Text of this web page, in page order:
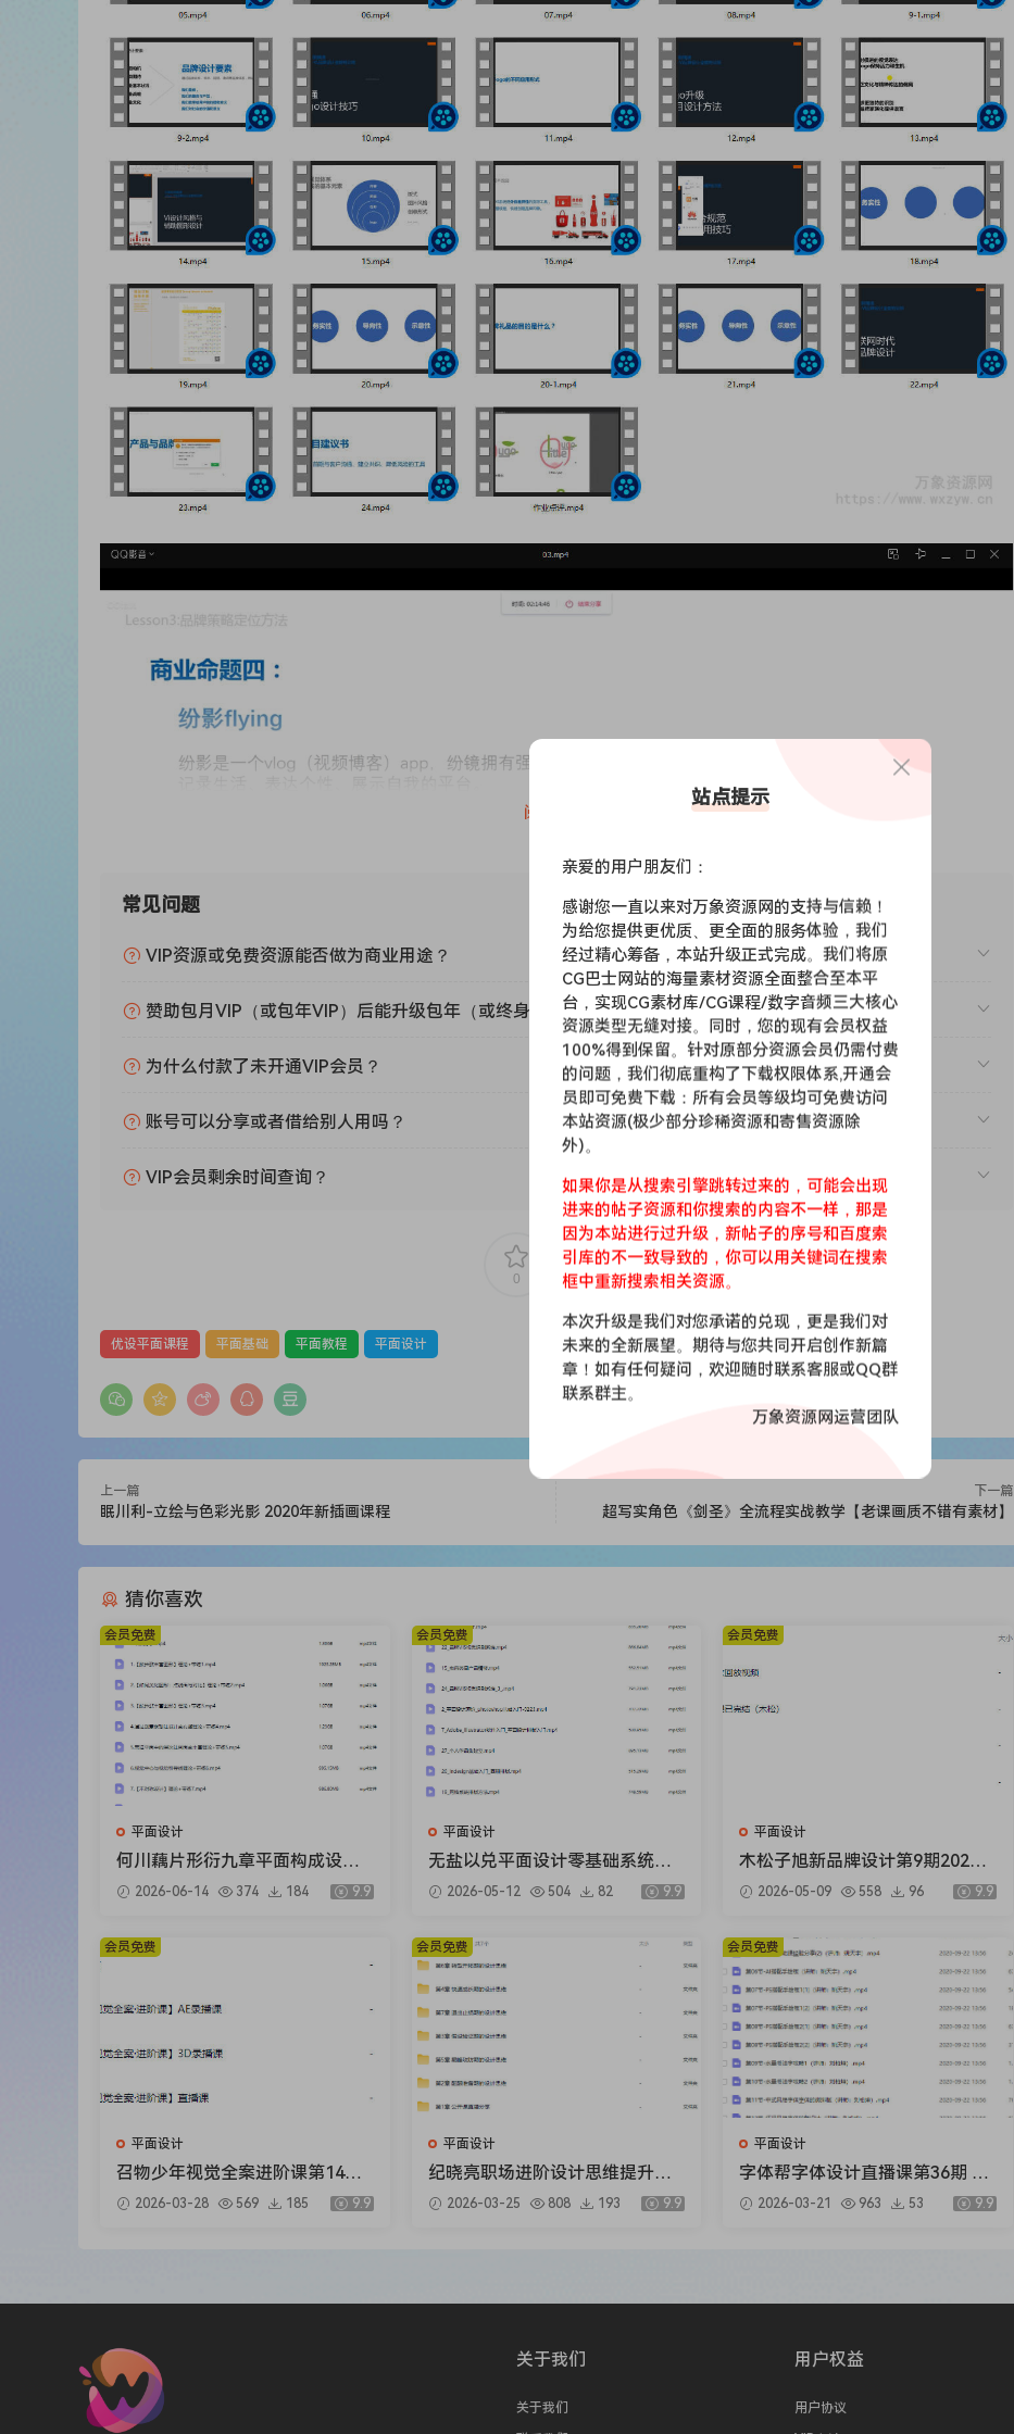
阅读全文
常见问题
VIP资源或免费资源能否做为商业用途？
赞助包月VIP（或包年VIP）后能升级包年（或终身VIP）吗？
为什么付款了未开通VIP会员？
账号可以分享或者借给别人用吗？
VIP会员剩余时间查询？
0 0
优设平面课程 平面基础 平面教程 平面设计
上一篇
眠川利-立绘与色彩光影 2020年新插画课程
下一篇
超写实角色《剑圣》全流程实战教学【老课画质不错有素材】
猜你喜欢
平面设计
何川藕片形衍九章平面构成设计
入门团练课2026【画质高清有课
件笔刷】
2026-06-14 374 184 9.9
会员免费
平面设计
无盐以兑平面设计零基础系统课
第2期2025【画质高清只有视
频】
2026-05-12 504 82 9.9
会员免费
平面设计
木松子旭新品牌设计第9期2025AI
辅助计划【画质高清有素材】
2026-05-09 558 96 9.9
会员免费
平面设计
召物少年视觉全案进阶课第14期2
026【画质高清有素材】
2026-03-28 569 185 9.9
会员免费
平面设计
纪晓亮职场进阶设计思维提升三
十六计【画质不错只有视频】
2026-03-25 808 193 9.9
会员免费
平面设计
字体帮字体设计直播课第36期 刘
兵克【画质不错有素材】
2026-03-21 963 53 9.9
会员免费
关于我们
关于我们
用户权益
用户协议
站点提示
亲爱的用户朋友们：
感谢您一直以来对万象资源网的支持与信赖！
为给您提供更优质、更全面的服务体验，我们
经过精心筹备，本站升级正式完成。我们将原
CG巴士网站的海量素材资源全面整合至本平
台，实现CG素材库/CG课程/数字音频三大核心
资源类型无缝对接。同时，您的现有会员权益
100%得到保留。针对原部分资源会员仍需付费
的问题，我们彻底重构了下载权限体系,开通会
员即可免费下载：所有会员等级均可免费访问
本站资源(极少部分珍稀资源和寄售资源除
外)。
如果你是从搜索引擎跳转过来的，可能会出现
进来的帖子资源和你搜索的内容不一样，那是
因为本站进行过升级，新帖子的序号和百度索
引库的不一致导致的，你可以用关键词在搜索
框中重新搜索相关资源。
本次升级是我们对您承诺的兑现，更是我们对
未来的全新展望。期待与您共同开启创作新篇
章！如有任何疑问，欢迎随时联系客服或QQ群
联系群主。
万象资源网运营团队